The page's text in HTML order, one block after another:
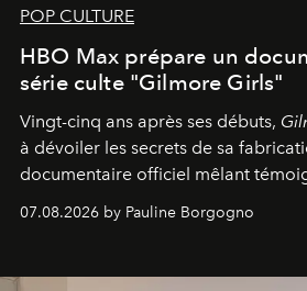
POP CULTURE
HBO Max prépare un
série culte "Gilmore Girls"
Vingt-cinq ans après ses débuts,
à dévoiler les secrets de sa
documentaire officiel mêlant
générationnel.
07.08.2026 by Pauline Borgogno